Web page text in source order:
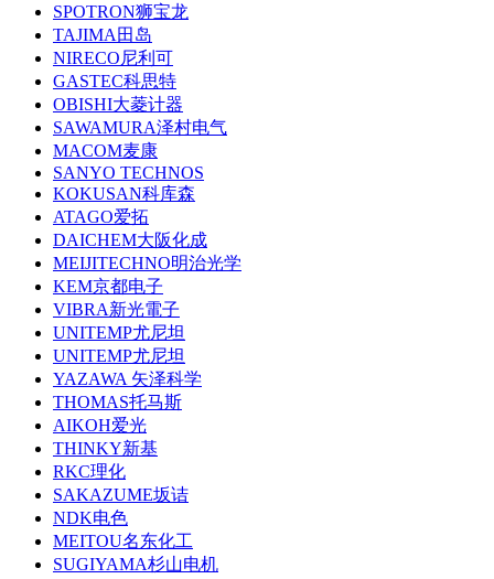
SPOTRON狮宝龙
TAJIMA田岛
NIRECO尼利可
GASTEC科思特
OBISHI大菱计器
SAWAMURA泽村电气
MACOM麦康
SANYO TECHNOS
KOKUSAN科库森
ATAGO爱拓
DAICHEM大阪化成
MEIJITECHNO明治光学
KEM京都电子
VIBRA新光電子
UNITEMP尤尼坦
UNITEMP尤尼坦
YAZAWA 矢泽科学
THOMAS托马斯
AIKOH爱光
THINKY新基
RKC理化
SAKAZUME坂诘
NDK电色
MEITOU名东化工
SUGIYAMA杉山电机